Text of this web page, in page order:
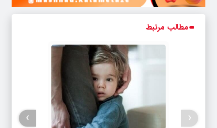
مطالب مرتبط
‹
›